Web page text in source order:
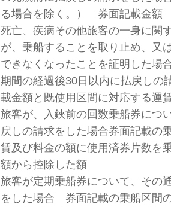
る場合を除く。） 券面記載金額
死亡、疾病その他旅客の一身に関
が、乗船することを取り止め、又
できなくなったことを証明した場
期間の経過後30日以内に払戻し
載金額と既使用区間に対応する運
旅客が、入鋏前の回数乗船券につ
戻しの請求をした場合券面記載の
賃及び料金の額に使用済券片数を
額から控除した額
旅客が定期乗船券について、その
をした場合 券面記載の乗船区間